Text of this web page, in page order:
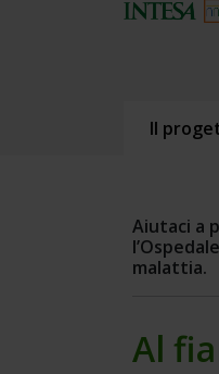
Il
Aiutaci a
malattia.
Al